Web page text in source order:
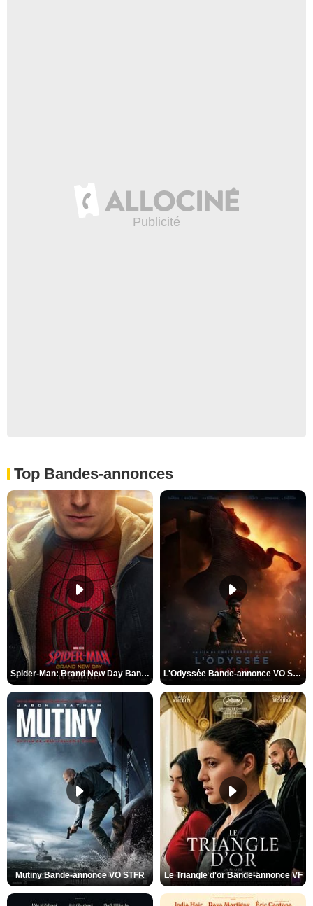
Top Bandes-annonces
Spider-Man: Brand New Day Bande-annonce VO STFR L'Odyssée Bande-annonce VO STFR
Mutiny Bande-annonce VO STFR Le Triangle d'or Bande-annonce VF